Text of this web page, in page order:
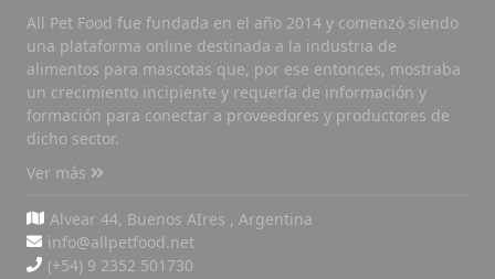
All Pet Food fue fundada en el año 2014 y comenzó siendo
una plataforma online destinada a la industria de
alimentos para mascotas que, por ese entonces, mostraba
un crecimiento incipiente y requería de información y
formación para conectar a proveedores y productores de
dicho sector.
Ver más
Alvear 44, Buenos AIres , Argentina
info@allpetfood.net
(+54) 9 2352 501730